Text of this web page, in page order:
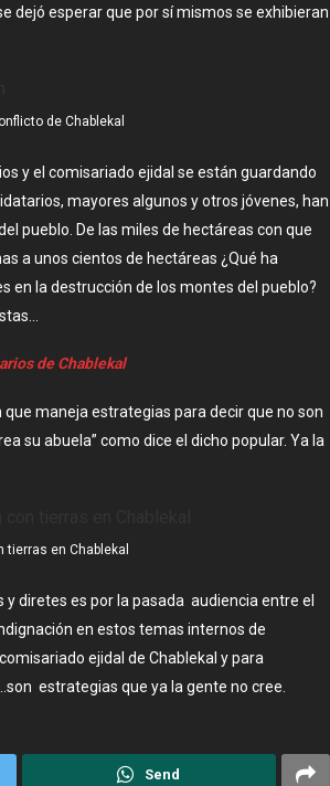
dejó esperar que por sí mismos se exhibieran
de Chablekal
y el comisariado ejidal se están guardando
mayores algunos y otros jóvenes, han
pueblo. De las miles de hectáreas con que
a unos cientos de hectáreas ¿Qué ha
en la destrucción de los montes del pueblo?
de Chablekal
maneja estrategias para decir que no son
su abuela” como dice el dicho popular. Ya la
en Chablekal
diretes es por la pasada audiencia entre el
en estos temas internos de
ejidal de Chablekal y para
estrategias que ya la gente no cree.
Send